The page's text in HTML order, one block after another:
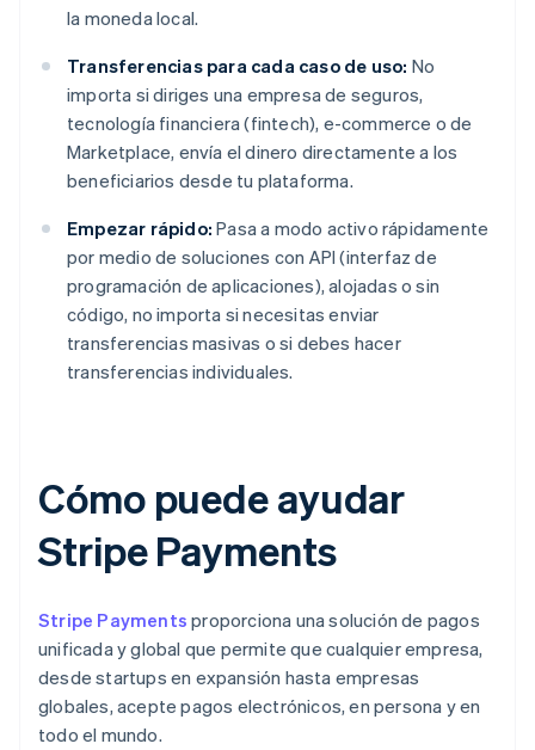
la moneda local.
Transferencias para cada caso de uso: No
importa si diriges una empresa de seguros,
tecnología financiera (fintech), e-commerce o de
Marketplace, envía el dinero directamente a los
beneficiarios desde tu plataforma.
Empezar rápido: Pasa a modo activo rápidamente
por medio de soluciones con API (interfaz de
programación de aplicaciones), alojadas o sin
código, no importa si necesitas enviar
transferencias masivas o si debes hacer
transferencias individuales.
Cómo puede ayudar
Stripe Payments
Stripe Payments proporciona una solución de pagos
unificada y global que permite que cualquier empresa,
desde startups en expansión hasta empresas
globales, acepte pagos electrónicos, en persona y en
todo el mundo.